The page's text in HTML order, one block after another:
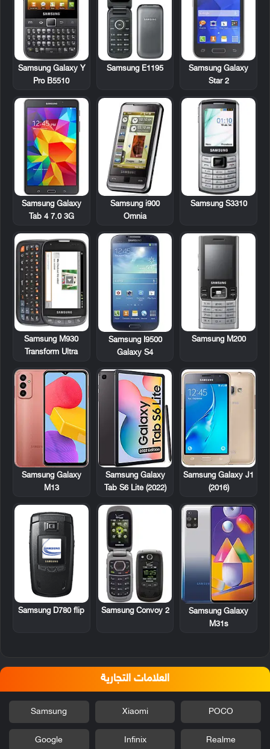
Samsung Galaxy
Star 2
Samsung E1195
Samsung Galaxy Y
Pro B5510
Samsung S3310
Samsung i900
Omnia
Samsung Galaxy
Tab 4 7.0 3G
Samsung M200
Samsung I9500
Galaxy S4
Samsung M930
Transform Ultra
Samsung Galaxy J1
(2016)
Samsung Galaxy
Tab S6 Lite (2022)
Samsung Galaxy
M13
Samsung Galaxy
M31s
Samsung Convoy 2
Samsung D780 flip
العلامات التجارية
POCO
Xiaomi
Samsung
Realme
Infinix
Google